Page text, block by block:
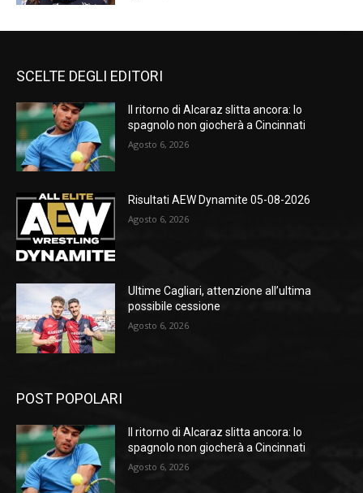
SCELTE DEGLI EDITORI
Il ritorno di Alcaraz slitta ancora: lo
spagnolo non giocherà a Cincinnati
Agosto 6, 2026
Risultati AEW Dynamite 05-08-2026
Agosto 6, 2026
Ultime Cagliari, attenzione all’ultima
possibile cessione
Agosto 6, 2026
POST POPOLARI
Il ritorno di Alcaraz slitta ancora: lo
spagnolo non giocherà a Cincinnati
Agosto 6, 2026